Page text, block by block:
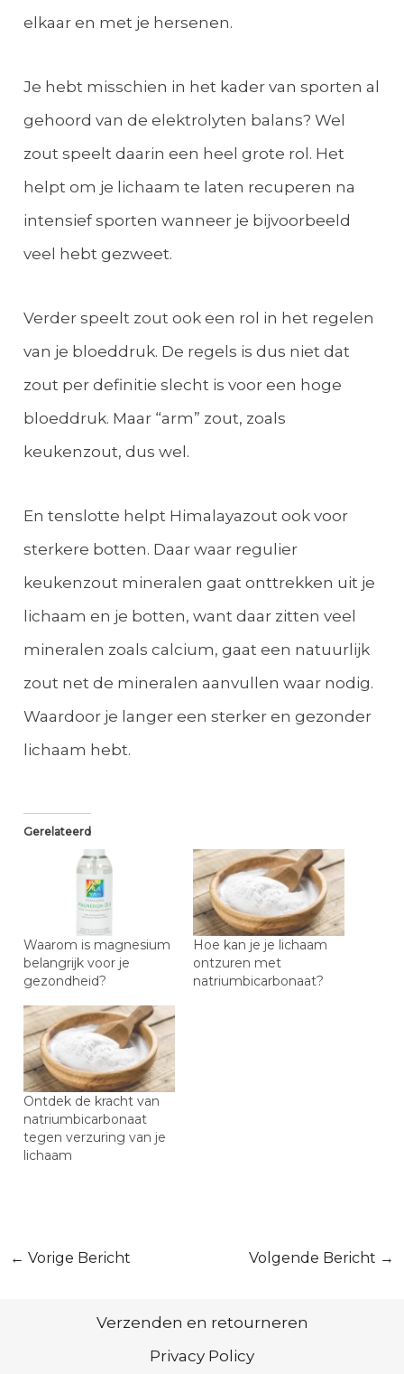
elkaar en met je hersenen.
Je hebt misschien in het kader van sporten al
gehoord van de elektrolyten balans? Wel
zout speelt daarin een heel grote rol. Het
helpt om je lichaam te laten recuperen na
intensief sporten wanneer je bijvoorbeeld
veel hebt gezweet.
Verder speelt zout ook een rol in het regelen
van je bloeddruk. De regels is dus niet dat
zout per definitie slecht is voor een hoge
bloeddruk. Maar “arm” zout, zoals
keukenzout, dus wel.
En tenslotte helpt Himalayazout ook voor
sterkere botten. Daar waar regulier
keukenzout mineralen gaat onttrekken uit je
lichaam en je botten, want daar zitten veel
mineralen zoals calcium, gaat een natuurlijk
zout net de mineralen aanvullen waar nodig.
Waardoor je langer een sterker en gezonder
lichaam hebt.
Gerelateerd
Waarom is magnesium
belangrijk voor je
gezondheid?
Hoe kan je je lichaam
ontzuren met
natriumbicarbonaat?
Ontdek de kracht van
natriumbicarbonaat
tegen verzuring van je
lichaam
Bericht
← Vorige Bericht Volgende Bericht →
Verzenden en retourneren
Privacy Policy